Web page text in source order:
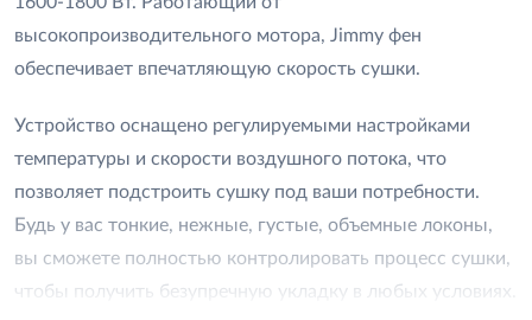
высокопроизводительного мотора, Jimmy фен
обеспечивает впечатляющую скорость сушки.
Устройство оснащено регулируемыми настройками
температуры и скорости воздушного потока, что
позволяет подстроить сушку под ваши потребности.
Будь у вас тонкие, нежные, густые, объемные локоны,
вы сможете полностью контролировать процесс сушки,
чтобы получить безупречную укладку в любых условиях.